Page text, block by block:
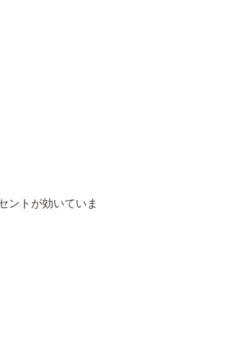
ントが効いていま